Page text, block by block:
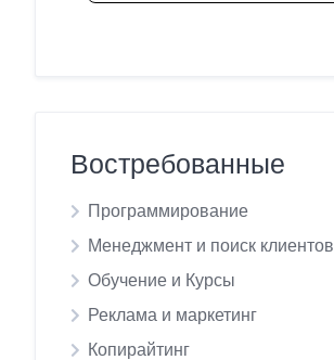
Востребованные
Программирование
Менеджмент и поиск клиентов
Обучение и Курсы
Реклама и маркетинг
Копирайтинг